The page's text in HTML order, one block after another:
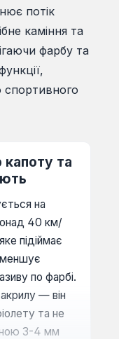
потік
каміння та
фарбу та
спортивного
та
на
40 км/
підіймає
по фарбі.
— він
та не
3-4 мм